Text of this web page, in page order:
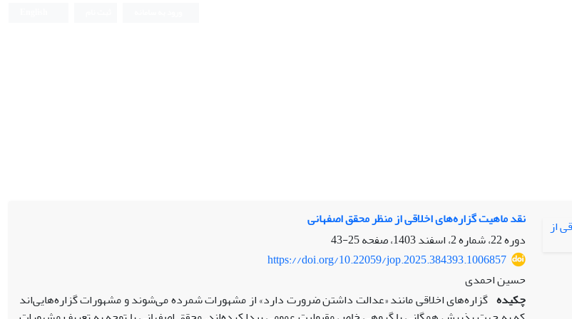
نقد ماهیت گزاره‌های اخلاقی از منظر محقق اصفهانی
دوره 22، شماره 2، اسفند 1403، صفحه
25-43
https://doi.org/10.22059/jop.2025.384393.1006857
حسین احمدی
چکیده گزاره‌های اخلاقی مانند «عدالت داشتن ضرورت دارد» از مشهورات شمرده می‌شوند و مشهورات گزاره‌هایی‌اند